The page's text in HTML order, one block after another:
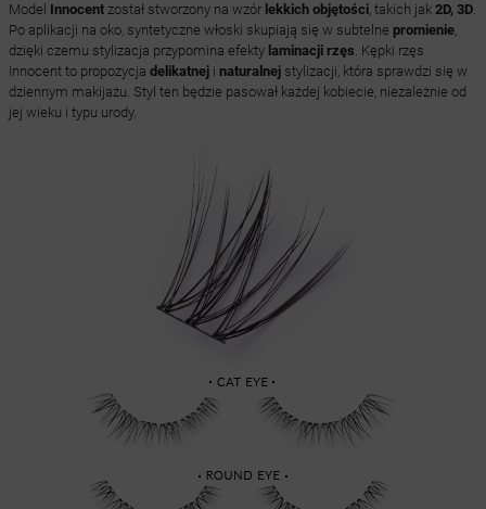
Model Innocentzostał stworzony na wzór lekkich objętości, takich jak 2D, 3D.
Po aplikacji na oko, syntetyczne włoski skupiają się w subtelne promienie,
dzięki czemu stylizacja przypomina efekty laminacji rzęs. Kępki rzęs
Innocent to propozycja delikatneji naturalnejstylizacji, która sprawdzi się w
dziennym makijażu. Styl ten będzie pasował każdej kobiecie, niezależnie od
jej wieku i typu urody.